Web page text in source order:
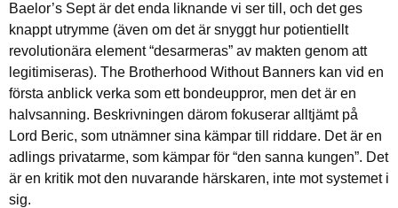
Baelor’s Sept är det enda liknande vi ser till, och det ges
knappt utrymme (även om det är snyggt hur potientiellt
revolutionära element “desarmeras” av makten genom att
legitimiseras). The Brotherhood Without Banners kan vid en
första anblick verka som ett bondeuppror, men det är en
halvsanning. Beskrivningen därom fokuserar alltjämt på
Lord Beric, som utnämner sina kämpar till riddare. Det är en
adlings privatarme, som kämpar för “den sanna kungen”. Det
är en kritik mot den nuvarande härskaren, inte mot systemet i
sig.